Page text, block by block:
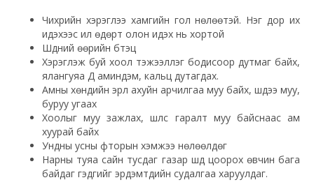
Чихрийн хэрэглээ хамгийн гол нөлөөтэй. Нэг дор их
идэхээс илүү өдөрт олон идэх нь хортой
Шүдний өөрийн бүтэц
Хэрэглэж буй хоол тэжээллэг бодисоор дутмаг байх,
ялангуяа Д аминдэм, кальц дутагдах.
Амны хөндийн эрүүл ахуйн арчилгаа муу байх, шүдээ муу,
буруу угаах
Хоолыг муу зажлах, шүлс гаралт муу байснаас ам
хуурай байх
Ундны усны фторын хэмжээ нөлөөлдөг
Нарны туяа сайн тусдаг газар шүд цоорох өвчин бага
байдаг гэдгийг эрдэмтдийн судалгаа харуулдаг.